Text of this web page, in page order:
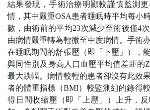
結果發現，手術治療明顯較謹慎監測
情，其中嚴重OSA患者睡眠時平均每小
數，由術前的平均23次減少至術後僅4
由病情嚴重轉為輕微至中度病情。手術
在睡眠期間的舒張壓（即「下壓」），
與同性別及身高人口血壓平均值差距的Z
最大跌幅。病情較輕的患者卻沒有此效
者的體重指標（BMI）較監測組的錄得
得日間收縮壓（即「上壓」）上升，